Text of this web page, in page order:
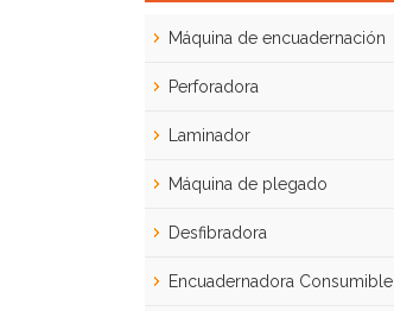
Máquina de encuadernación
Perforadora
Laminador
Máquina de plegado
Desfibradora
Encuadernadora Consumible
escaparate